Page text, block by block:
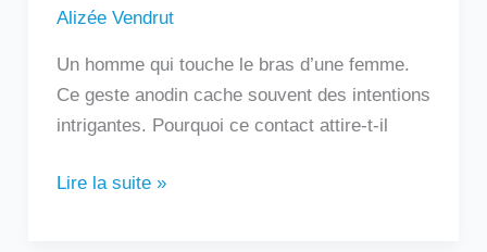
Alizée Vendrut
Un homme qui touche le bras d’une femme.
Ce geste anodin cache souvent des intentions
intrigantes. Pourquoi ce contact attire-t-il
Lire la suite »